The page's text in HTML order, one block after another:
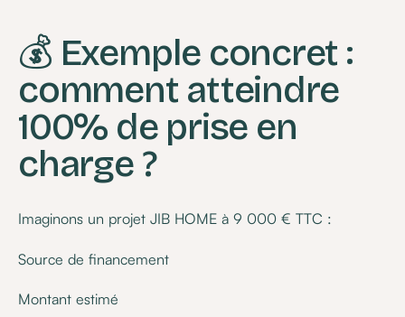
💰 Exemple concret :
comment atteindre
100% de prise en
charge ?
Imaginons un projet JIB HOME à 9 000 € TTC :
Source de financement
Montant estimé